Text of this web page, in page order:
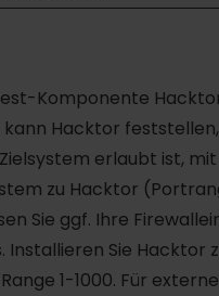
Komponente
Hacktor
erlaubt ist,
zu Hacktor
Sie ggf. Ihre
Sie Hacktor
1-1000. Für